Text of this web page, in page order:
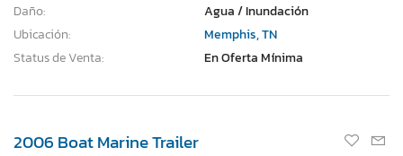
Daño:
Agua / Inundación
Ubicación:
Memphis, TN
Status de Venta:
En Oferta Mínima
2006 Boat Marine Trailer